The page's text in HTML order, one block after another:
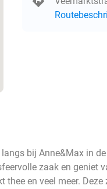
bij Anne&Max in
zaak en geniet
thee en veel meer. Deze